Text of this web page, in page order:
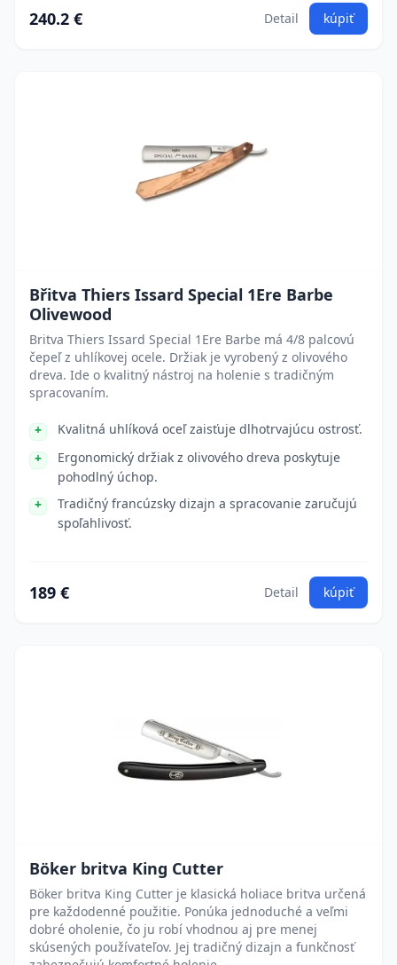
240.2 € Detail kúpiť
Břitva Thiers Issard Special 1Ere Barbe
Olivewood
Britva Thiers Issard Special 1Ere Barbe má 4/8 palcovú
čepeľ z uhlíkovej ocele. Držiak je vyrobený z olivového
dreva. Ide o kvalitný nástroj na holenie s tradičným
spracovaním.
Kvalitná uhlíková oceľ zaisťuje dlhotrvajúcu ostrosť.
Ergonomický držiak z olivového dreva poskytuje
pohodlný úchop.
Tradičný francúzsky dizajn a spracovanie zaručujú
spoľahlivosť.
189 € Detail kúpiť
Böker britva King Cutter
Böker britva King Cutter je klasická holiace britva určená
pre každodenné použitie. Ponúka jednoduché a veľmi
dobré oholenie, čo ju robí vhodnou aj pre menej
skúsených používateľov. Jej tradičný dizajn a funkčnosť